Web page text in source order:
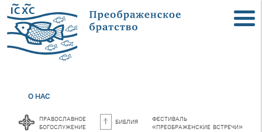
О НАС
православное
богослужение библия фестиваль
«преображенские встречи»